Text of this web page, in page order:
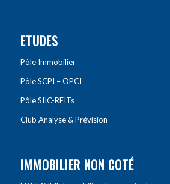
ETUDES
Pôle Immobilier
Pôle SCPI – OPCI
Pôle SIIC-REITs
Club Analyse & Prévision
IMMOBILIER NON COTÉ